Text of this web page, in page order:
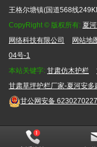
王格尔塘镇(国道568线
CopyRight © 版权所有: 夏
网络科技有限公司
网站地
04号-1
本站关键字: 甘肃仿木护栏
甘肃草坪护栏厂家-夏河安多
甘公网安备